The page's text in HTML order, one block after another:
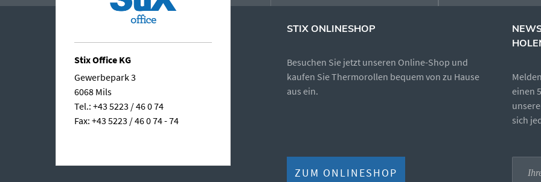
Stix Office KG
Gewerbepark 3
6068 Mils
Tel.: +43 5223 / 46 0 74
Fax: +43 5223 / 46 0 74 - 74
STIX ONLINESHOP
Besuchen Sie jetzt unseren Online-Shop und
kaufen Sie Thermorollen bequem von zu Hause
aus ein.
ZUM ONLINESHOP
einen
sich